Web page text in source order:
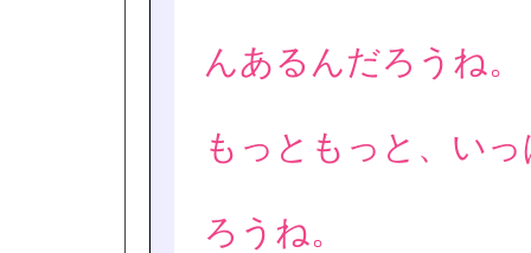
んあるんだろうね。
もっともっと、い
ろうね。